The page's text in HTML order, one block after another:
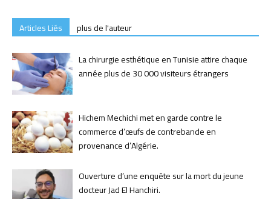
Articles Liés
plus de l'auteur
La chirurgie esthétique en Tunisie attire chaque
année plus de 30 000 visiteurs étrangers
Hichem Mechichi met en garde contre le
commerce d’œufs de contrebande en
provenance d’Algérie.
Ouverture d’une enquête sur la mort du jeune
docteur Jad El Hanchiri.